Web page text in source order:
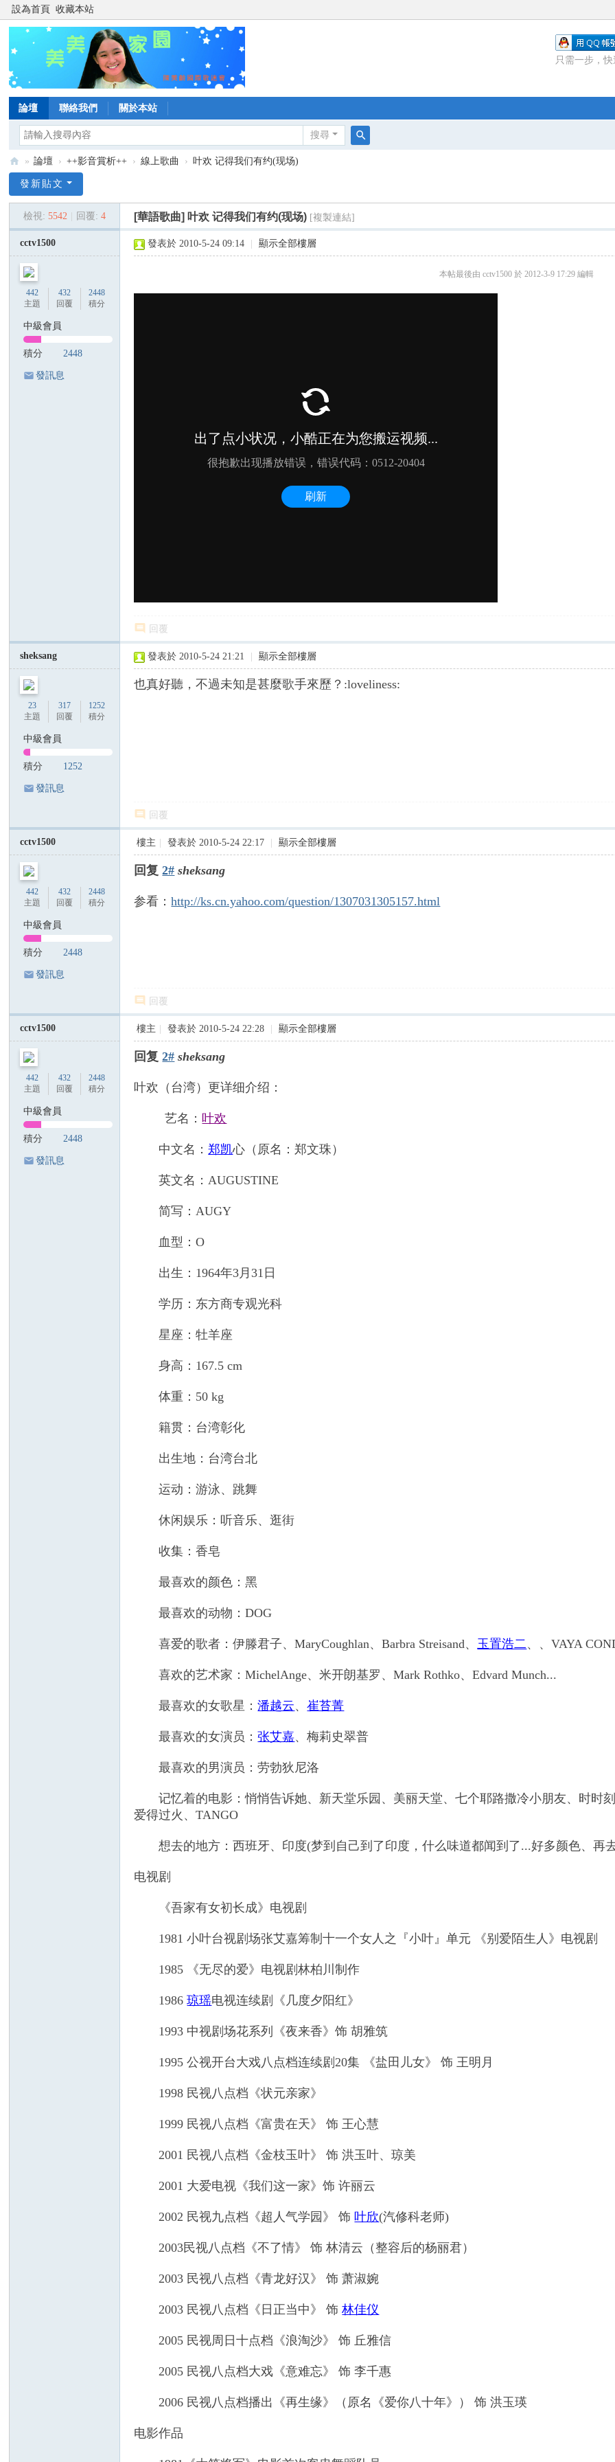
設為首頁 收藏本站
只需一步，
論壇 聯絡我們 關於本站
搜尋
陳
美
美
家
ha
ア
» 論壇 › ++影音賞析++ › 線上歌曲 › 叶欢 记得我们有约(现场)
發新貼文
檢視: 5542 回覆: 4 [華語歌曲] 叶欢 记得我们有约(现场) [複製連結]
cctv1500
442
主題
432
回覆
2448
積分
中級會員
積分 2448
發訊息
發表於 2010-5-24 09:14 顯示全部樓層
本帖最後由 cctv1500 於 2012-3-9 17:29 編輯
回覆
sheksang
23
主題
317
回覆
1252
積分
中級會員
積分 1252
發訊息
發表於 2010-5-24 21:21 顯示全部樓層
也真好聽，不過未知是甚麼歌手來歷？:loveliness:
回覆
cctv1500
442
主題
432
回覆
2448
積分
中級會員
積分 2448
發訊息
樓主 發表於 2010-5-24 22:17 顯示全部樓層
回复2# sheksang
参看：http://ks.cn.yahoo.com/question/1307031305157.html
回覆
cctv1500
442
主題
432
回覆
2448
積分
中級會員
積分 2448
發訊息
樓主 發表於 2010-5-24 22:28 顯示全部樓層
回复2# sheksang
叶欢（台湾）更详细介绍：
艺名：叶欢
中文名：郑凯心（原名：郑文珠）
英文名：AUGUSTINE
简写：AUGY
血型：O
出生：1964年3月31日
学历：东方商专观光科
星座：牡羊座
身高：167.5 cm
体重：50 kg
籍贯：台湾彰化
出生地：台湾台北
运动：游泳、跳舞
休闲娱乐：听音乐、逛街
收集：香皂
最喜欢的颜色：黑
最喜欢的动物：DOG
喜爱的歌者：伊滕君子、MaryCoughlan、Barbra Streisand、 玉置浩二、、VAYA
喜欢的艺术家：MichelAnge、米开朗基罗、Mark Rothko、Edvard Munch...
最喜欢的女歌星：潘越云、崔苔菁
最喜欢的女演员：张艾嘉、梅莉史翠普
最喜欢的男演员：劳勃狄尼洛
记忆着的电影：悄悄告诉她、新天堂乐园、美丽天堂、七个耶路撒冷小朋友、时时
爱得过火、TANGO
想去的地方：西班牙、印度(梦到自己到了印度，什么味道都闻到了...好多颜色、再
电视剧
《吾家有女初长成》电视剧
1981 小叶台视剧场张艾嘉筹制十一个女人之『小叶』单元 《别爱陌生人》电视剧
1985 《无尽的爱》电视剧林柏川制作
1986琼瑶电视连续剧《几度夕阳红》
1993 中视剧场花系列《夜来香》饰 胡雅筑
1995 公视开台大戏八点档连续剧20集 《盐田儿女》 饰 王明月
1998 民视八点档《状元亲家》
1999 民视八点档《富贵在天》 饰 王心慧
2001 民视八点档《金枝玉叶》 饰 洪玉叶、琼美
2001 大爱电视《我们这一家》饰 许丽云
2002 民视九点档《超人气学园》 饰叶欣(汽修科老师)
2003民视八点档《不了情》 饰 林清云（整容后的杨丽君）
2003 民视八点档《青龙好汉》 饰 萧淑婉
2003 民视八点档《日正当中》 饰林佳仪
2005 民视周日十点档《浪淘沙》 饰 丘雅信
2005 民视八点档大戏《意难忘》 饰 李千惠
2006 民视八点档播出《再生缘》（原名《爱你八十年》） 饰 洪玉瑛
电影作品